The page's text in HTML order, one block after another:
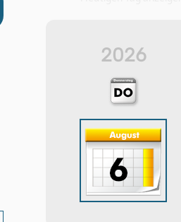
2026